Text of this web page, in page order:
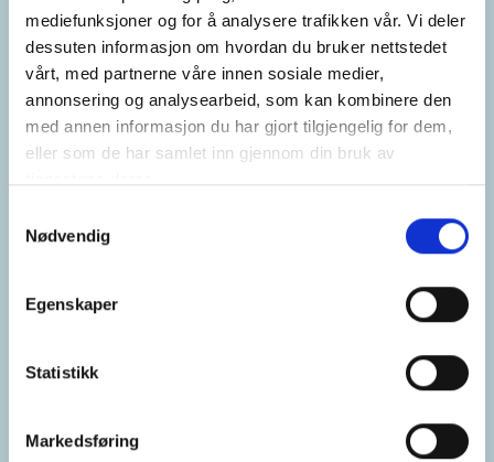
mediefunksjoner og for å analysere trafikken vår. Vi deler
dessuten informasjon om hvordan du bruker nettstedet
vårt, med partnerne våre innen sosiale medier,
annonsering og analysearbeid, som kan kombinere den
med annen informasjon du har gjort tilgjengelig for dem,
eller som de har samlet inn gjennom din bruk av
Nødvendig
Egenskaper
Statistikk
Markedsføring